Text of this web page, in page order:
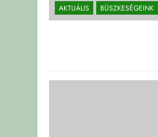
AKTUÁLIS BÜSZKESÉGEINK